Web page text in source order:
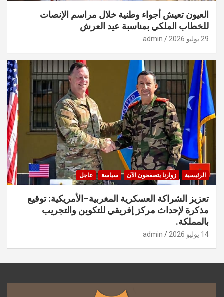
العيون تعيش أجواء وطنية خلال مراسم الإنصات
للخطاب الملكي بمناسبة عيد العرش
29 يوليو 2026 admin
الرئيسية زوارنا يتصفحون الآن سياسة عاجل
تعزيز الشراكة العسكرية المغربية–الأمريكية: توقيع
مذكرة لإحداث مركز إفريقي للتكوين والتجريب
بالمملكة.
14 يوليو 2026 admin